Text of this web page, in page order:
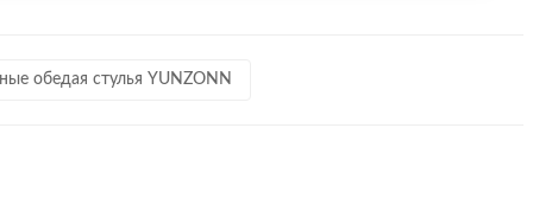
обедая стулья YUNZONN